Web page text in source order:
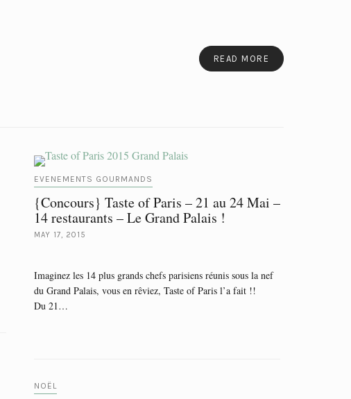
READ MORE
EVENEMENTS GOURMANDS
{Concours} Taste of Paris – 21 au 24 Mai –
14 restaurants – Le Grand Palais !
MAY 17, 2015
Imaginez les 14 plus grands chefs parisiens réunis sous la nef
du Grand Palais, vous en rêviez, Taste of Paris l’a fait !!
Du 21…
NOËL